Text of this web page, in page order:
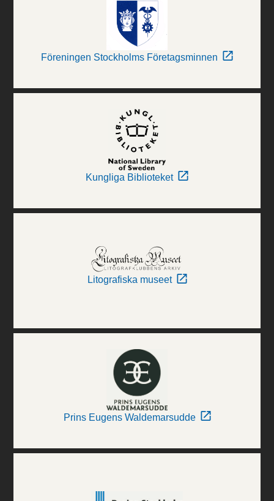
Föreningen Stockholms Företagsminnen
Kungliga Biblioteket
Litografiska museet
Prins Eugens Waldemarsudde